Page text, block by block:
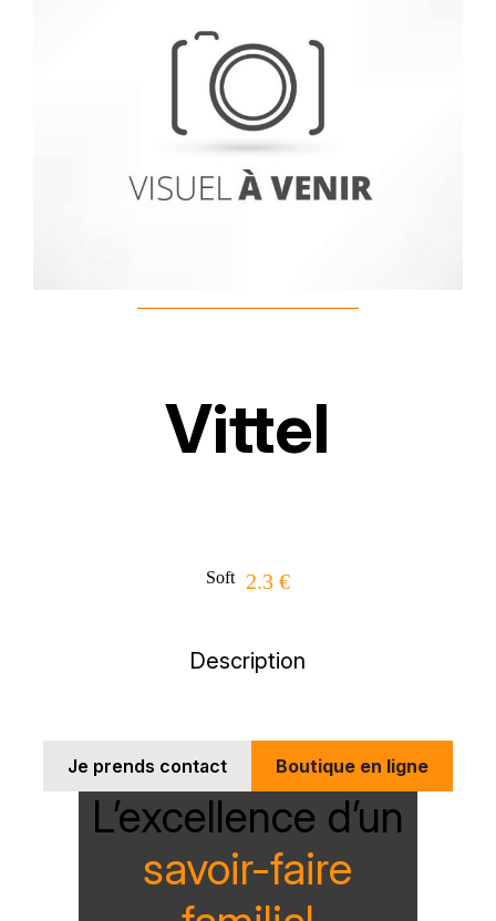
Vittel
Soft 2.3 €
Description
Je prends contact Boutique en ligne
L’excellence d’un
savoir-faire